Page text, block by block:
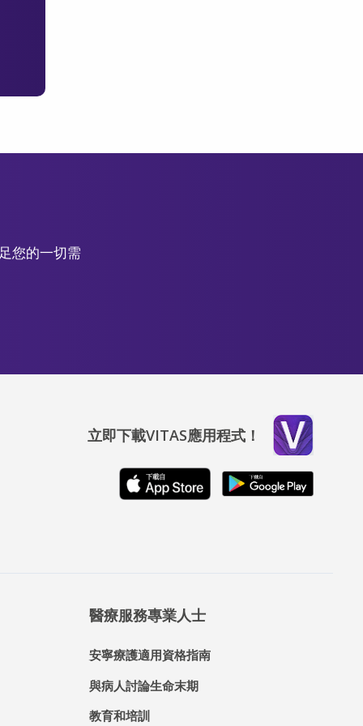
您的一切需
立即下載VITAS應用程式！
醫療服務專業人士
安寧療護適用資格指南
與病人討論生命末期
教育和培訓